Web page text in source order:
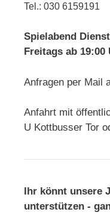
Tel.: 030 6159191
Spielabend
Freitags ab 19:00
Anfragen per Mail
Anfahrt mit
U Kottbusser Tor
Ihr könnt unsere
unterstützen -